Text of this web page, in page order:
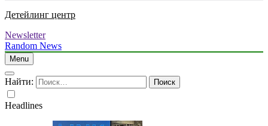
Детейлинг центр
Newsletter
Random News
Menu
Найти:
Headlines